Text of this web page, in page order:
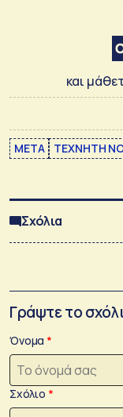
και
META ΤΕΧΝΗΤΗ
Σχόλια
Γράψτε το
Όνομα
Σχόλιο